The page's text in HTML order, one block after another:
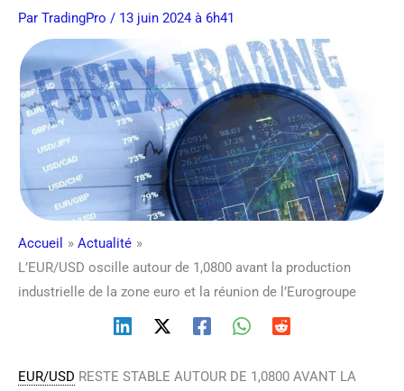
Par TradingPro / 13 juin 2024 à 6h41
Accueil
Actualité
L’EUR/USD oscille autour de 1,0800 avant la production
industrielle de la zone euro et la réunion de l’Eurogroupe
EUR/USD RESTE STABLE AUTOUR DE 1,0800 AVANT LA